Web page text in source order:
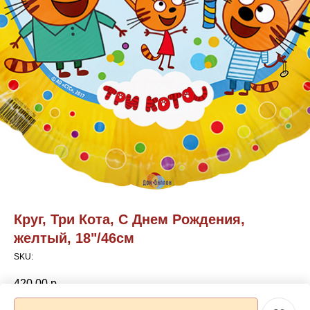
Круг, Три Кота, С Днем Рождения,
желтый, 18"/46см
SKU:
420,00 р.